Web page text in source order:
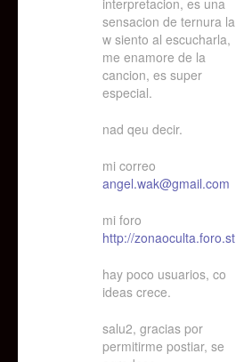
sensacion de ternura la
w siento al escucharla,
me enamore de la
cancion, es super
especial.
nad qeu decir.
mi correo
angel.wak@gmail.com
mi foro
http://zonaoculta.foro.st
hay poco usuarios, co
ideas crece.
salu2, gracias por
permitirme postiar, se